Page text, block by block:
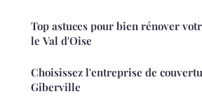
Top astuces pour bien rénover
le Val d'Oise
Choisissez l'entreprise de
Giberville